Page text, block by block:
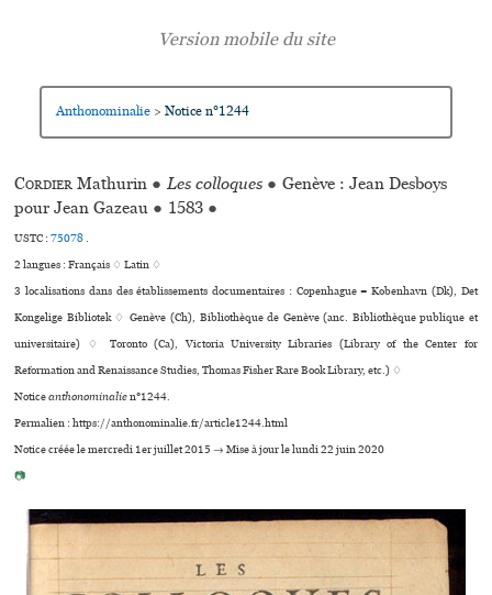
Anthonominalie > Notice n°1244
Cordier Mathurin ● Les colloques ● Genève : Jean Desboys
pour Jean Gazeau ● 1583 ●
USTC :75078.
2 langues :Français ♢Latin ♢
3 localisations dans des établissements documentaires : Copenhague = København (Dk), Det
Kongelige Bibliotek ♢ Genève (Ch), Bibliothèque de Genève (anc. Bibliothèque publi­que et
uni­ver­si­taire) ♢ Toronto (Ca), Victoria University Libraries (Library of the Center for
Reformation and Renaissance Studies, Thomas Fisher Rare Book Library, etc.) ♢
Noticeanthonominalien°1244.
Permalien : https://anthonominalie.fr/article1244.html
Notice créée le mercredi 1er juillet 2015 → Mise à jour le lundi 22 juin 2020
📷